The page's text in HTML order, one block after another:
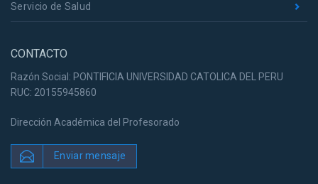
Servicio de Salud
CONTACTO
Razón Social: PONTIFICIA UNIVERSIDAD CATOLICA DEL PERU
RUC: 20155945860
Dirección Académica del Profesorado
Enviar mensaje